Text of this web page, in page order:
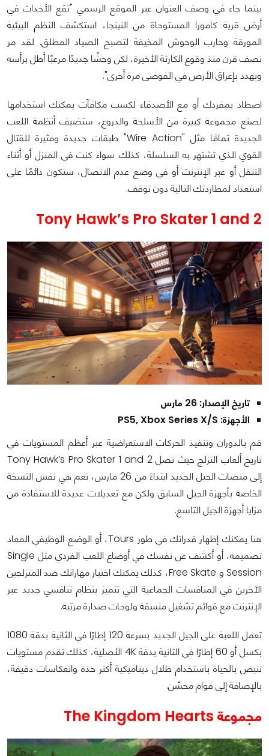
بينما جاء في وصف العنوان عبر الموقع الرسمي "تقع الأحداث في
أرض قرية كامورا المستوحاة من النينجا، استكشف النظم البيئية
المورقة وحارب الوحوش المخيفة لتصبح الصياد المطلق. لقد مر
نصف قرن منذ وقوع الكارثة الأخيرة، لكن وحشًا جديدًا مرعبًا أطل برأسه
ويهدد بإغراق الأرض في الفوضى مرة أخرى".
اصطاد بمفردك أو مع الأصدقاء لكسب مكافآت يمكنك استخدامها
لصنع مجموعة كبيرة من الأسلحة والدروع، ستضيف أنظمة اللعب
الجديدة تمامًا مثل "Wire Action" طبقات جديدة ومثيرة للقتال
القوي الذي تشتهر به السلسلة، كذلك سواء كنت في المنزل أو أثناء
التنقل أو عبر الإنترنت أو في وضع عدم الاتصال، ستكون دائمًا على
استعداد لمطاردتك التالية دون توقف.
Tony Hawk’s Pro Skater 1 and 2
تاريخ الإصدار: 26 مارس
الأجهزة: PS5, Xbox Series X/S
قم بالدوران وتنفيذ الحركات الاستعراضية عبر أعظم المستويات في
تاريخ ألعاب التزلج حيث تصل Tony Hawk’s Pro Skater 1 and 2
إلى منصات الجيل الجديد ابتداءً من 26 مارس، نعم هي نفس النسخة
الخاصة بأجهزة الجيل السابق ولكن مع تعديلات عديدة للاستفادة من
مزايا أجهزة الجيل التاسع.
هنا يمكنك إظهار قدراتك في طور Tours، أو الوضع الوظيفي المعاد
تصميمه، أو أكشف عن نفسك في أوضاع اللعب الفردي مثل Single
Session و Free Skate، كذلك يمكنك اختبار مهاراتك ضد المتزلجين
الآخرين في المنافسات الجماعية التي تتميز بنظام تنافسي جديد عبر
الإنترنت مع قوائم تشغيل منسقة ولوحات صدارة مرتبة.
تعمل اللعبة على الجيل الجديد بسرعة 120 إطارًا في الثانية بدقة 1080
بكسل أو 60 إطارًا في الثانية بدقة 4K الأصلية، كذلك تقدم مستويات
تنبض بالحياة باستخدام ظلال ديناميكية أكثر حدة وانعكاسات دقيقة،
بالإضافة إلى قوام محسّن.
مجموعة The Kingdom Hearts